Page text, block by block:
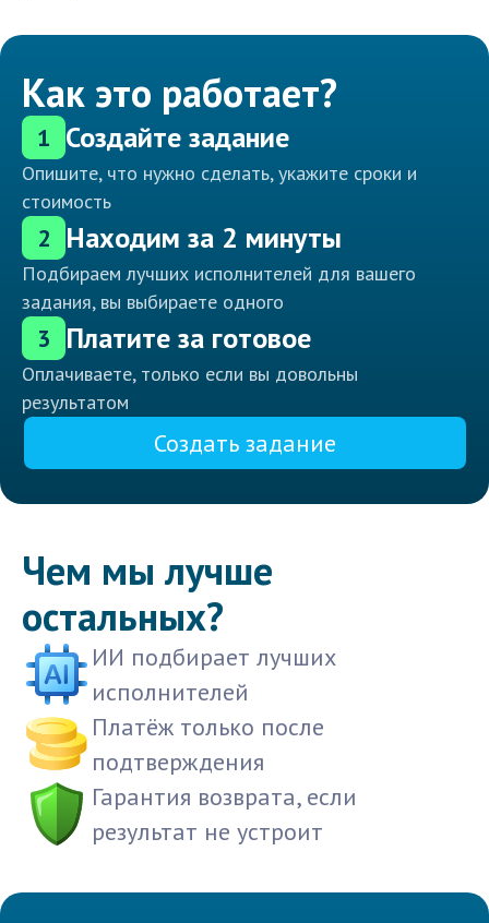
Как это работает?
1 Создайте задание
Опишите, что нужно сделать, укажите сроки и
стоимость
2 Находим за 2 минуты
Подбираем лучших исполнителей для вашего
задания, вы выбираете одного
3 Платите за готовое
Оплачиваете, только если вы довольны
результатом
Создать задание
Чем мы лучше
остальных?
ИИ подбирает лучших
исполнителей
Платёж только после
подтверждения
Гарантия возврата, если
результат не устроит